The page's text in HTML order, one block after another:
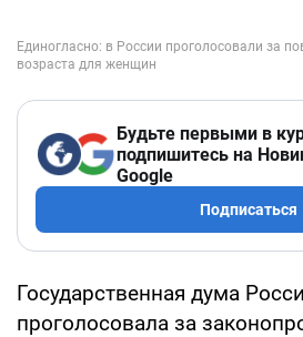
Будьте первыми в
подпишитесь на
Google
Подписаться
Государственная дума
проголосовала за